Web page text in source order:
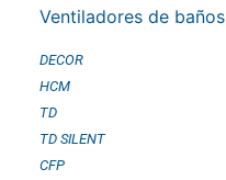
Ventiladores de baños
DECOR
HCM
TD
TD SILENT
CFP